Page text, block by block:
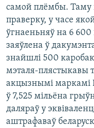
самой плёмбы. Таму
праверку, у часе
ўгнаеньняў на 6
заяўлена ў
знайшлі 500
мэталя-плястыкавы
акцызнымі маркамі
ў 7,525 мільёна
даляраў у
аштрафаваў